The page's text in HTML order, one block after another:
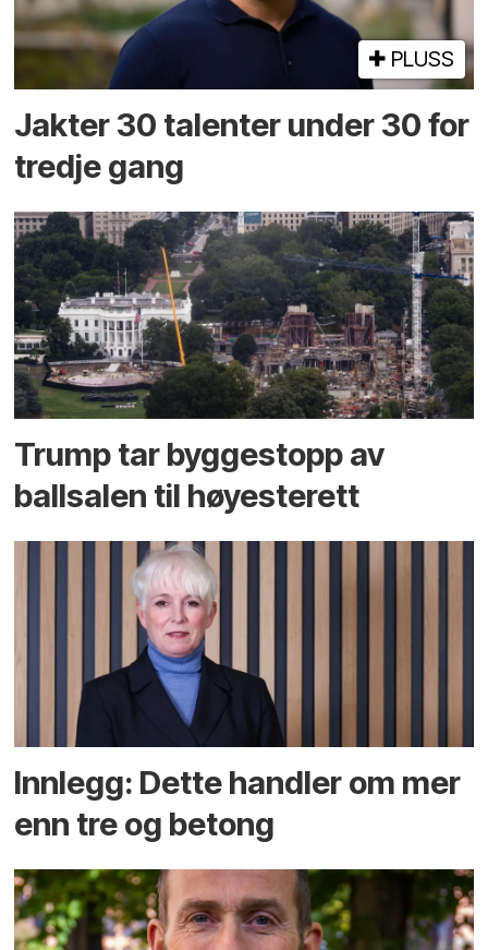
PLUSS
Jakter 30 talenter under 30 for
tredje gang
Trump tar byggestopp av
ballsalen til høyesterett
Innlegg: Dette handler om mer
enn tre og betong